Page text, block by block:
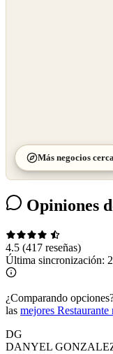
Más negocios
Opiniones
4.5 (417 reseñas)
Última sincronización:
¿Comparando
las mejores
DG
DANYEL